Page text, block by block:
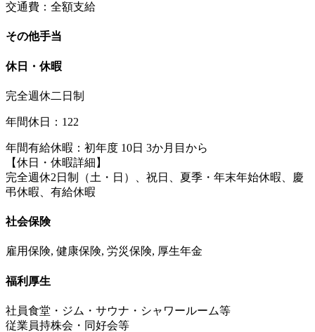
交通費：全額支給
その他手当
休日・休暇
完全週休二日制
年間休日：122
年間有給休暇：初年度 10日 3か月目から
【休日・休暇詳細】
完全週休2日制（土・日）、祝日、夏季・年末年始休暇、慶
弔休暇、有給休暇
社会保険
雇用保険, 健康保険, 労災保険, 厚生年金
福利厚生
社員食堂・ジム・サウナ・シャワールーム等
従業員持株会・同好会等